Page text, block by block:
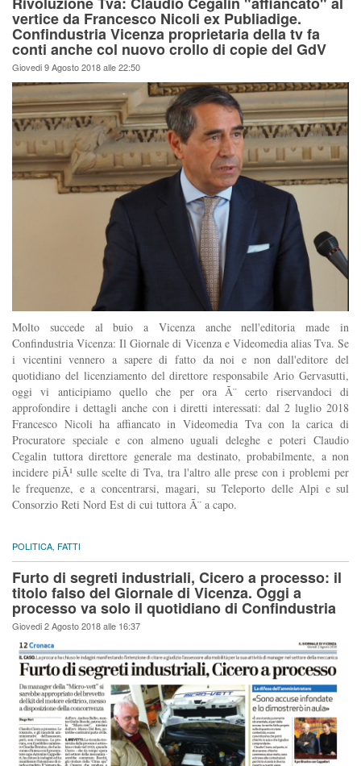
vertice da Francesco Nicoli ex Publiadige.
Confindustria Vicenza proprietaria della tv fa
conti anche col nuovo crollo di copie del GdV
Giovedi 9 Agosto 2018 alle 22:50
Molto succede al buio a Vicenza anche nell'editoria made in
Confindustria Vicenza: Il Giornale di Vicenza e Videomedia alias Tva. Se
i vicentini vennero a sapere di fatto da noi e non dall'editore del
quotidiano del licenziamento del direttore responsabile Ario Gervasutti,
oggi vi anticipiamo quello che per ora Ã¨ certo riservandoci di
approfondire i dettagli anche con i diretti interessati: dal 2 luglio 2018
Francesco Nicoli ha affiancato in Videomedia Tva con la carica di
Procuratore speciale e con almeno uguali deleghe e poteri Claudio
Cegalin tuttora direttore generale ma destinato, probabilmente, a non
incidere piÃ¹ sulle scelte di Tva, tra l'altro alle prese con i problemi per
le frequenze, e a concentrarsi, magari, su Teleporto delle Alpi e sul
Consorzio Reti Nord Est di cui tuttora Ã¨ a capo.
POLITICA FATTI
Furto di segreti industriali, Cicero a processo: il
titolo falso del Giornale di Vicenza. Oggi a
processo va solo il quotidiano di Confindustria
Giovedi 2 Agosto 2018 alle 16:37